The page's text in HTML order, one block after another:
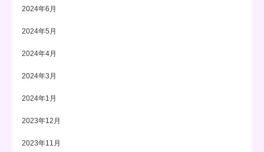
2024年6月
2024年5月
2024年4月
2024年3月
2024年1月
2023年12月
2023年11月